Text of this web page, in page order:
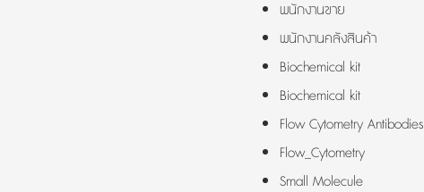
พนักงานขาย
พนักงานคลังสินค้า
Biochemical kit
Biochemical kit
Flow Cytometry Antibodies
Flow_Cytometry
Small Molecule